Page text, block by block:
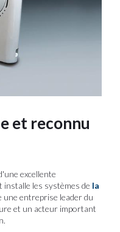
et reconnu
excellente
les systèmes de la
entreprise leader du
et un acteur important